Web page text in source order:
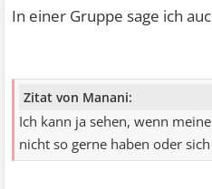
In einer Gruppe sage ich
Zitat von Manani:
Ich kann ja sehen, wenn
nicht so gerne haben oder